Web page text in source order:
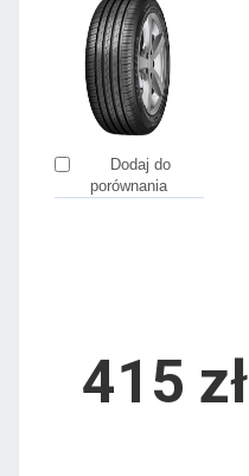
Dodaj do
porównania
415 zł